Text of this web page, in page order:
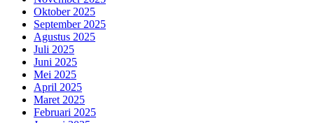
Oktober 2025
September 2025
Agustus 2025
Juli 2025
Juni 2025
Mei 2025
April 2025
Maret 2025
Februari 2025